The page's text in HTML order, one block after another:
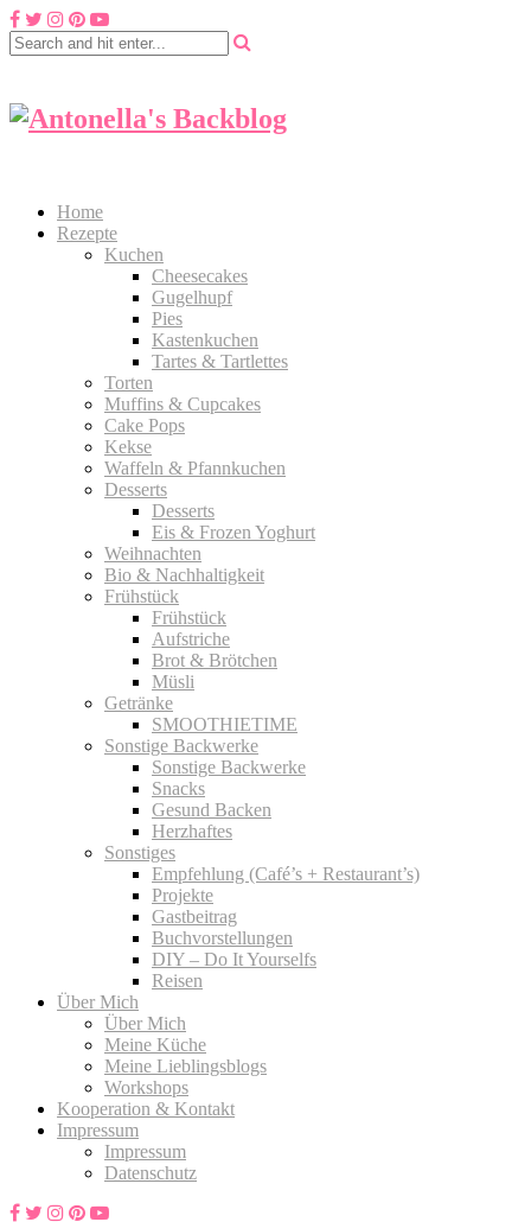
Home
Rezepte
Kuchen
Cheesecakes
Gugelhupf
Pies
Kastenkuchen
Tartes & Tartlettes
Torten
Muffins & Cupcakes
Cake Pops
Kekse
Waffeln & Pfannkuchen
Desserts
Desserts
Eis & Frozen Yoghurt
Weihnachten
Bio & Nachhaltigkeit
Frühstück
Frühstück
Aufstriche
Brot & Brötchen
Müsli
Getränke
SMOOTHIETIME
Sonstige Backwerke
Sonstige Backwerke
Snacks
Gesund Backen
Herzhaftes
Sonstiges
Empfehlung (Café’s + Restaurant’s)
Projekte
Gastbeitrag
Buchvorstellungen
DIY – Do It Yourselfs
Reisen
Über Mich
Über Mich
Meine Küche
Meine Lieblingsblogs
Workshops
Kooperation & Kontakt
Impressum
Impressum
Datenschutz